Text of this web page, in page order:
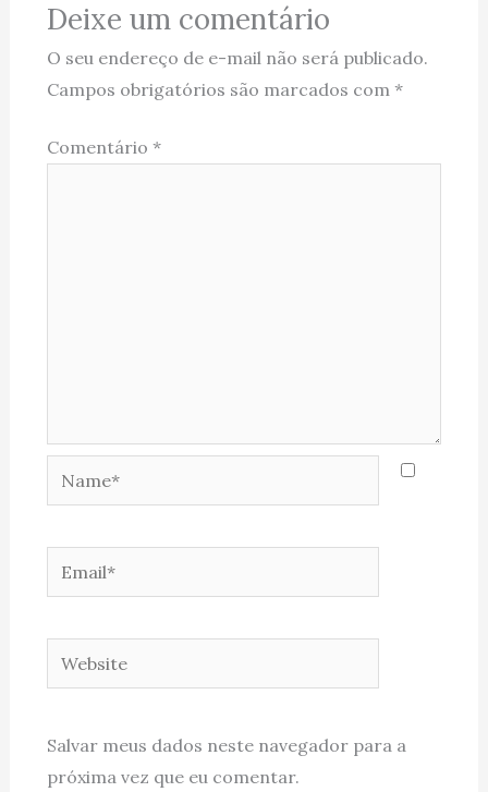
Deixe um comentário
O seu endereço de e-mail não será publicado.
Campos obrigatórios são marcados com *
Comentário *
Name*
Email*
Website
Salvar meus dados neste navegador para a
próxima vez que eu comentar.